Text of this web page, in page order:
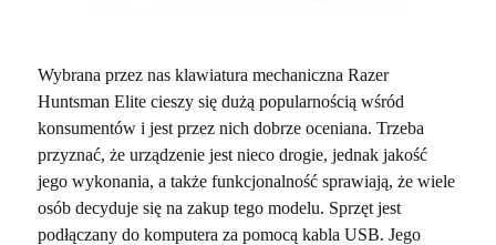
Wybrana przez nas klawiatura mechaniczna Razer
Huntsman Elite cieszy się dużą popularnością wśród
konsumentów i jest przez nich dobrze oceniana. Trzeba
przyznać, że urządzenie jest nieco drogie, jednak jakość
jego wykonania, a także funkcjonalność sprawiają, że wiele
osób decyduje się na zakup tego modelu. Sprzęt jest
podłączany do komputera za pomocą kabla USB. Jego